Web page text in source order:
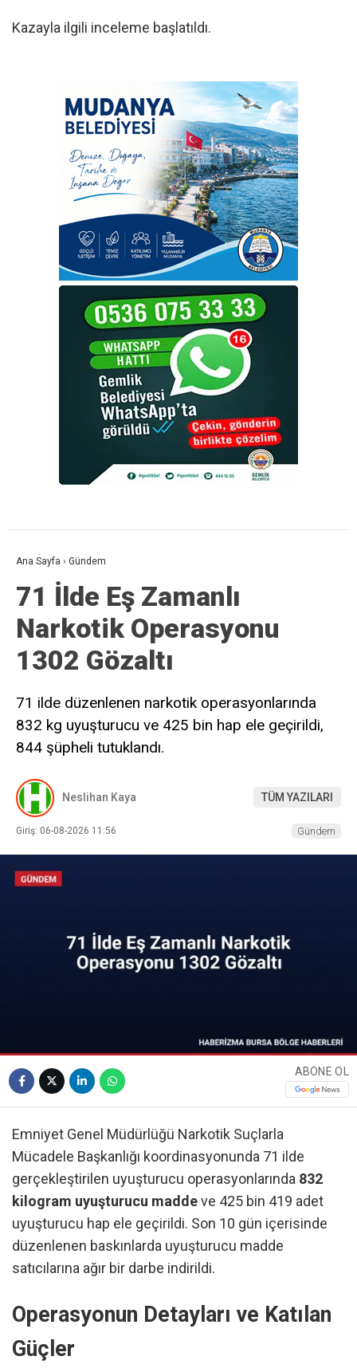
Kazayla ilgili inceleme başlatıldı.
Ana Sayfa › Gündem
71 İlde Eş Zamanlı
Narkotik Operasyonu
1302 Gözaltı
71 ilde düzenlenen narkotik operasyonlarında
832 kg uyuşturucu ve 425 bin hap ele geçirildi,
844 şüpheli tutuklandı.
Neslihan Kaya TÜM YAZILARI
Giriş: 06-08-2026 11:56 Gündem
ABONE OL
Emniyet Genel Müdürlüğü Narkotik Suçlarla
Mücadele Başkanlığı koordinasyonunda 71 ilde
gerçekleştirilen uyuşturucu operasyonlarında 832
kilogram uyuşturucu maddeve 425 bin 419 adet
uyuşturucu hap ele geçirildi. Son 10 gün içerisinde
düzenlenen baskınlarda uyuşturucu madde
satıcılarına ağır bir darbe indirildi.
Operasyonun Detayları ve Katılan
Güçler